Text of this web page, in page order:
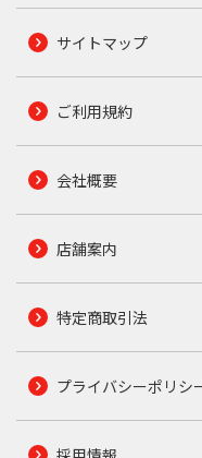
サイトマップ
ご利用規約
会社概要
店舗案内
特定商取引法
プライバシーポリシ